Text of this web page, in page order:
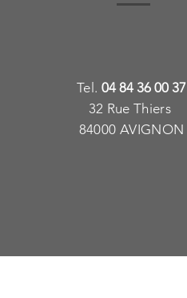
Te l. 04 84 36 00 37
32 Rue Thiers
84000 AVIGNON